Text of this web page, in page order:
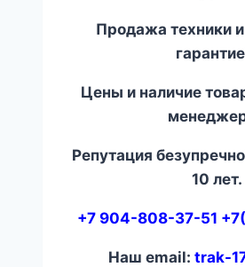
Продажа техники и
Цены и наличие
Репутация
10 лет.
+7 904-808-37-51
Наш email: trak-